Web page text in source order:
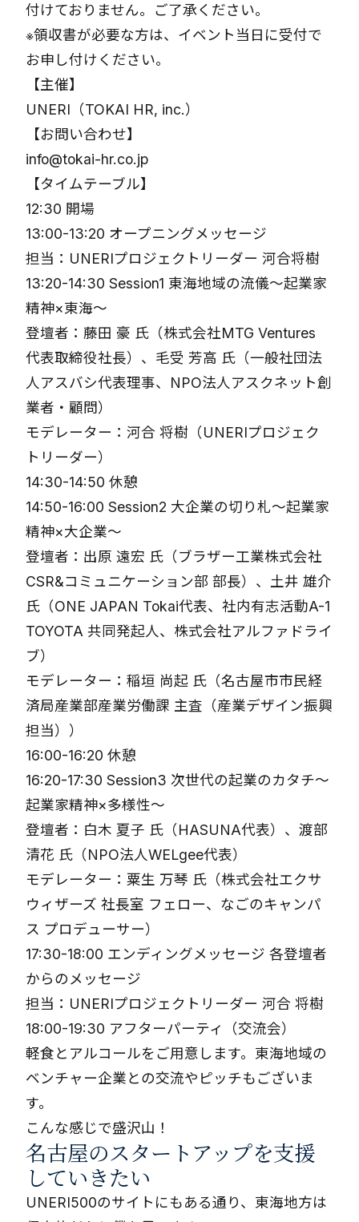
付けておりません。ご了承ください。
※領収書が必要な方は、イベント当日に受付で
お申し付けください。
【主催】
UNERI（TOKAI HR, inc.）
【お問い合わせ】
info@tokai-hr.co.jp
【タイムテーブル】
12:30 開場
13:00-13:20 オープニングメッセージ
担当：UNERIプロジェクトリーダー 河合将樹
13:20-14:30 Session1 東海地域の流儀〜起業家
精神×東海〜
登壇者：藤田 豪 氏（株式会社MTG Ventures
代表取締役社長）、毛受 芳高 氏（一般社団法
人アスバシ代表理事、NPO法人アスクネット創
業者・顧問）
モデレーター：河合 将樹（UNERIプロジェク
トリーダー）
14:30-14:50 休憩
14:50-16:00 Session2 大企業の切り札〜起業家
精神×大企業〜
登壇者：出原 遠宏 氏（ブラザー工業株式会社
CSR&コミュニケーション部 部長）、土井 雄介
氏（ONE JAPAN Tokai代表、社内有志活動A-1
TOYOTA 共同発起人、株式会社アルファドライ
ブ）
モデレーター：稲垣 尚起 氏（名古屋市市民経
済局産業部産業労働課 主査（産業デザイン振興
担当））
16:00-16:20 休憩
16:20-17:30 Session3 次世代の起業のカタチ〜
起業家精神×多様性〜
登壇者：白木 夏子 氏（HASUNA代表）、渡部
清花 氏（NPO法人WELgee代表）
モデレーター：粟生 万琴 氏（株式会社エクサ
ウィザーズ 社長室 フェロー、なごのキャンパ
ス プロデューサー）
17:30-18:00 エンディングメッセージ 各登壇者
からのメッセージ
担当：UNERIプロジェクトリーダー 河合 将樹
18:00-19:30 アフターパーティ（交流会）
軽食とアルコールをご用意します。東海地域の
ベンチャー企業との交流やピッチもございま
す。
こんな感じで盛沢山！
名古屋のスタートアップを支援
していきたい
UNERI500のサイトにもある通り、東海地方は